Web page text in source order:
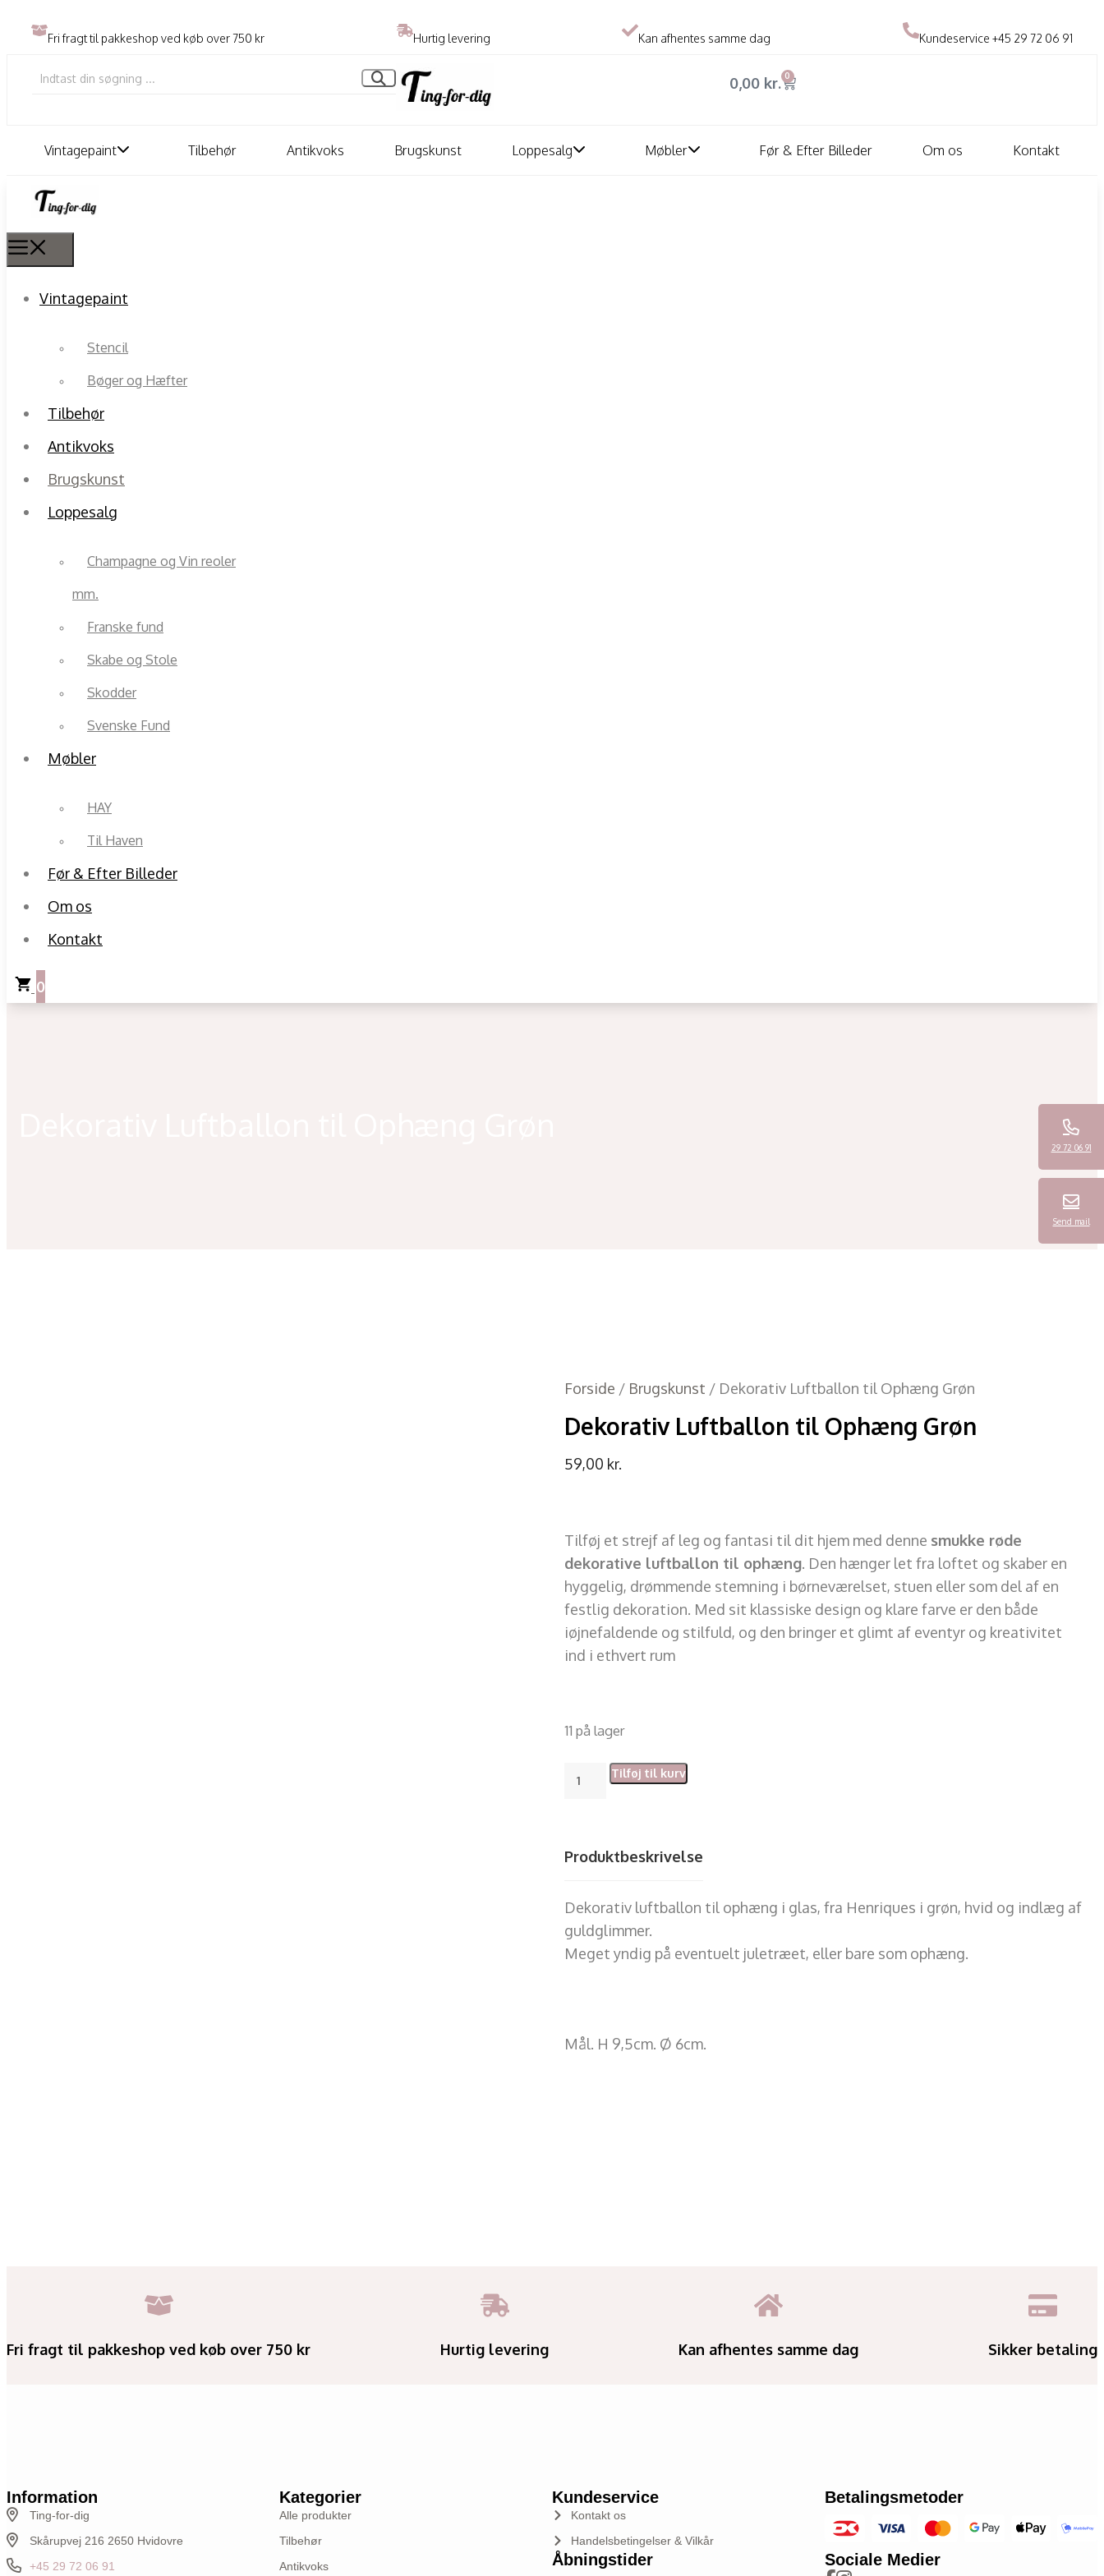
Fri fragt til pakkeshop ved køb over 750 kr Hurtig levering Kan afhentes samme dag Kundeservice +45 29 72 06 91
0,00 kr. 0
Vintagepaint Tilbehør Antikvoks Brugskunst Loppesalg Møbler Før & Efter Billeder Om os Kontakt
Vintagepaint
Stencil
Bøger og Hæfter
Tilbehør
Antikvoks
Brugskunst
Loppesalg
Champagne og Vin reoler
mm.
Franske fund
Skabe og Stole
Skodder
Svenske Fund
Møbler
HAY
Til Haven
Før & Efter Billeder
Om os
Kontakt
0
Forside / Brugskunst / Dekorativ Luftballon til Ophæng Grøn
Dekorativ Luftballon til Ophæng Grøn
59,00 kr.
Tilføj et strejf af leg og fantasi til dit hjem med denne smukke røde
dekorative luftballon til ophæng. Den hænger let fra loftet og skaber en
hyggelig, drømmende stemning i børneværelset, stuen eller som del af en
festlig dekoration. Med sit klassiske design og klare farve er den både
iøjnefaldende og stilfuld, og den bringer et glimt af eventyr og kreativitet
ind i ethvert rum
11 på lager
Tilføj til kurv
Produktbeskrivelse
Dekorativ luftballon til ophæng i glas, fra Henriques i grøn, hvid og indlæg af
guldglimmer.
Meget yndig på eventuelt juletræet, eller bare som ophæng.
Mål. H 9,5cm. Ø 6cm.
Fri fragt til pakkeshop ved køb over 750 kr Hurtig levering Kan afhentes samme dag Sikker betaling
Information
Ting-for-dig
Skårupvej 216 2650 Hvidovre
+45 29 72 06 91
Kategorier
Alle produkter
Tilbehør
Antikvoks
Kundeservice
Kontakt os
Handelsbetingelser & Vilkår
Åbningstider
Betalingsmetoder
Sociale Medier
29 72 06 91
Send mail